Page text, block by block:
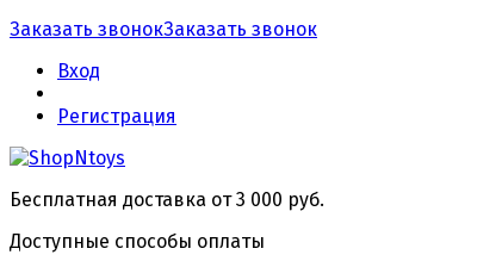
Заказать звонокЗаказать звонок
Вход
Регистрация
Бесплатная доставка от 3 000 руб.
Доступные способы оплаты